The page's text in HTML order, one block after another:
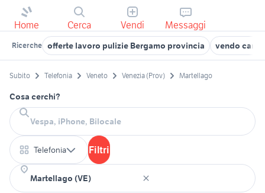
Home Cerca Vendi Messaggi
Ricerche offerte lavoro pulizie Bergamo provincia vendo cani
Subito Telefonia Veneto Venezia (Prov) Martellago
Cosa cerchi?
Telefonia Filtri